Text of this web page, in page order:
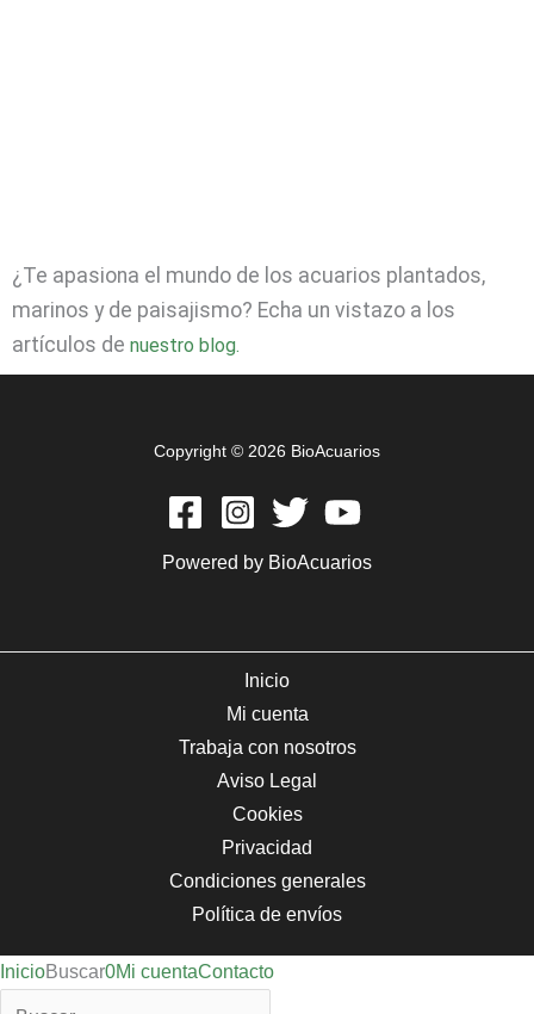
¿Te apasiona el mundo de los acuarios plantados,
marinos y de paisajismo? Echa un vistazo a los
artículos de nuestro blog.
Copyright © 2026 BioAcuarios
Powered by BioAcuarios
Inicio
Mi cuenta
Trabaja con nosotros
Aviso Legal
Cookies
Privacidad
Condiciones generales
Política de envíos
InicioBuscar0Mi cuentaContacto